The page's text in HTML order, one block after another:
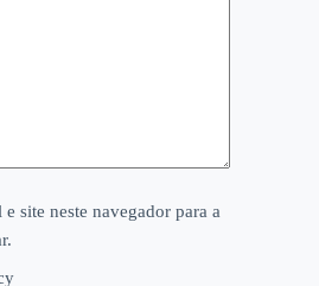
site neste navegador para a